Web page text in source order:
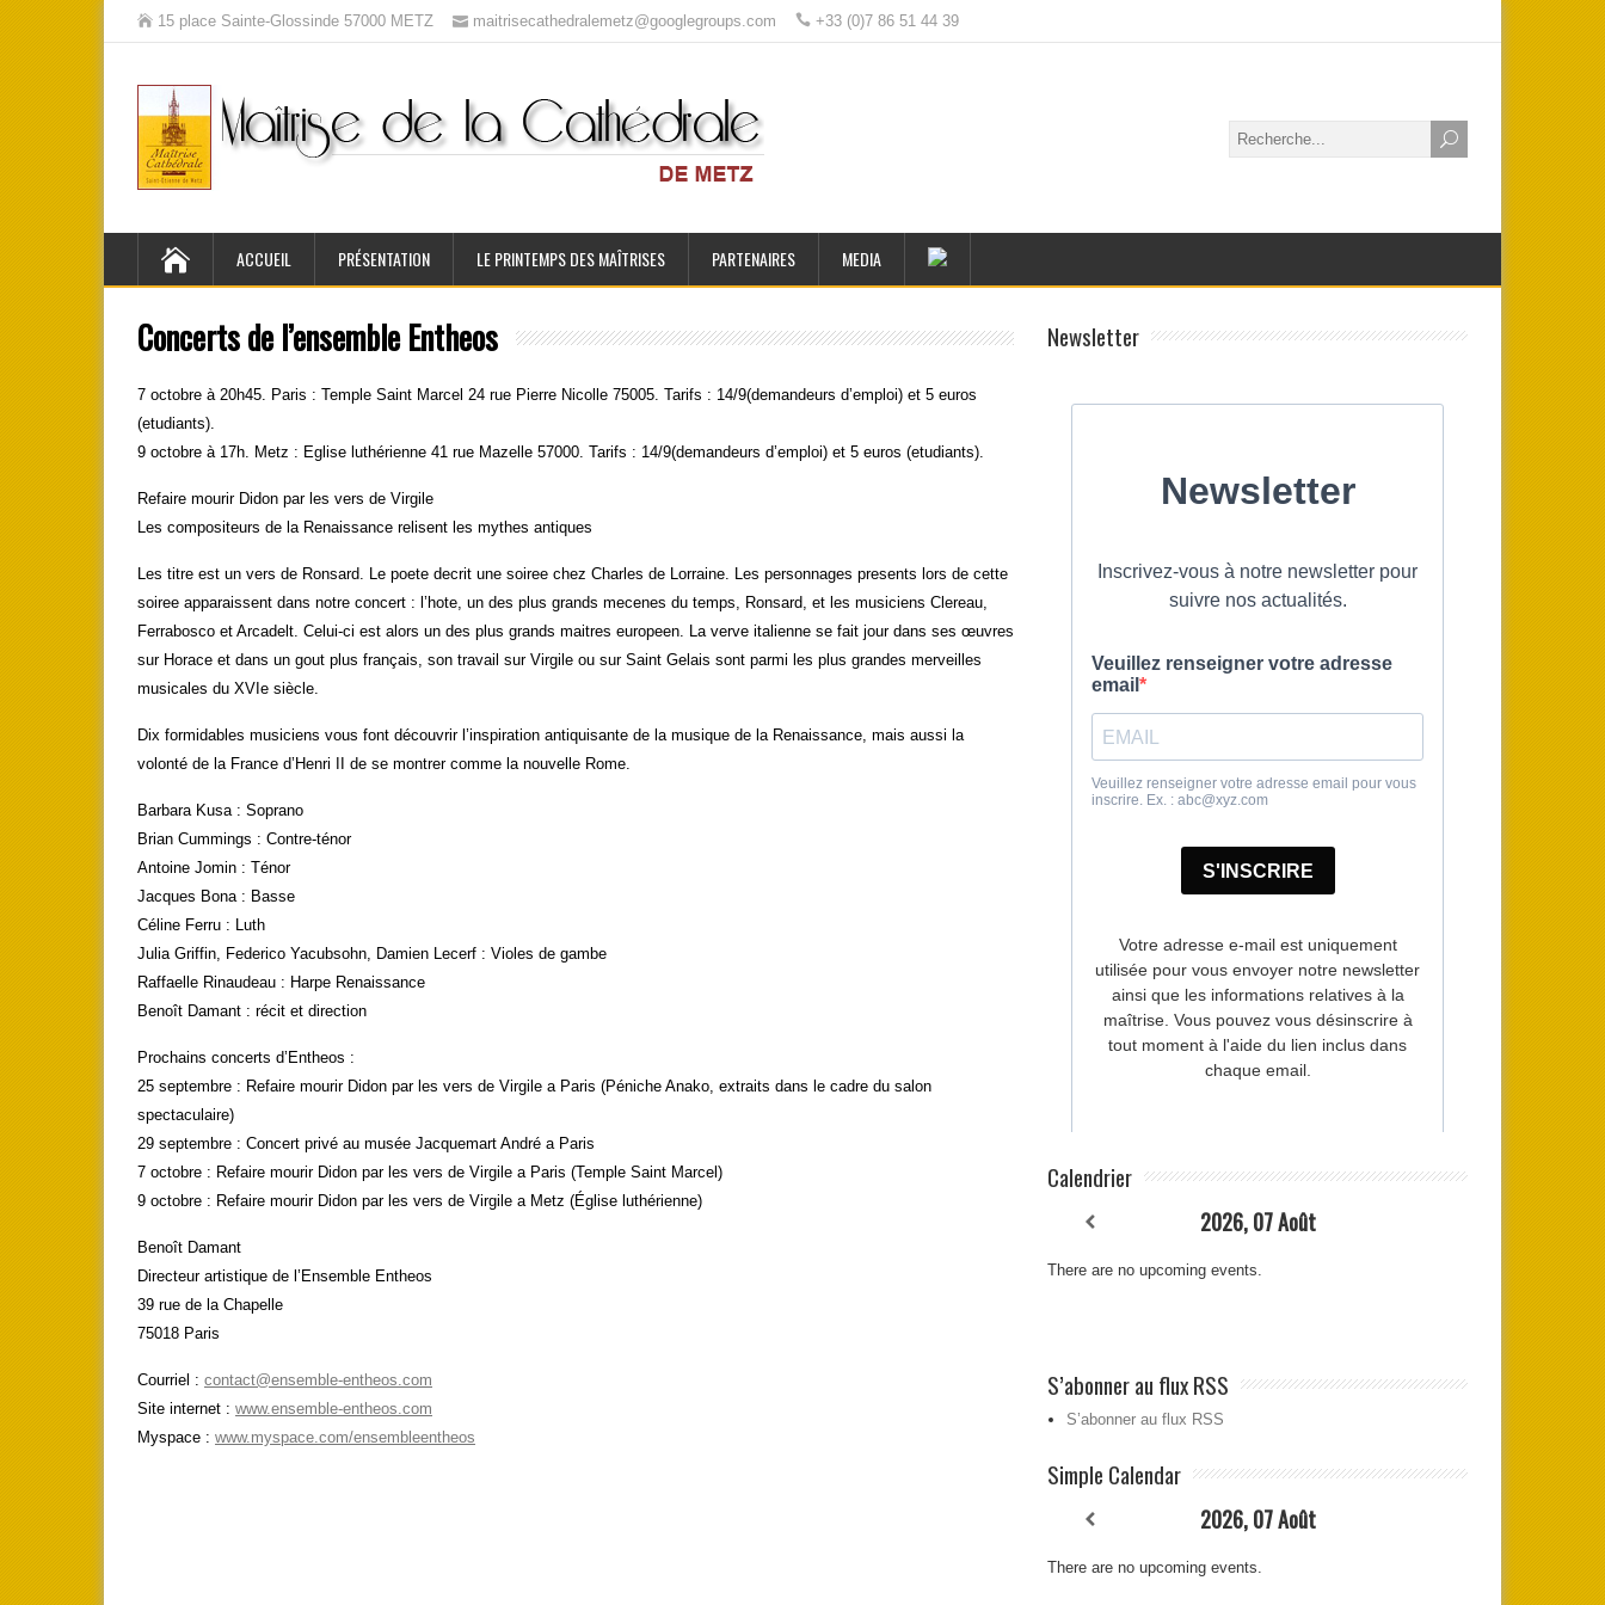
15 place Sainte-Glossinde 57000 METZ maitrisecathedralemetz@googlegroups.com +33 (0)7 86 51 44 39
ACCUEIL PRÉSENTATION LE PRINTEMPS DES MAÎTRISES PARTENAIRES MEDIA
Concerts de l’ensemble Entheos
7 octobre à 20h45. Paris : Temple Saint Marcel 24 rue Pierre Nicolle 75005. Tarifs : 14/9(demandeurs d’emploi) et 5 euros
(etudiants).
9 octobre à 17h. Metz : Eglise luthérienne 41 rue Mazelle 57000. Tarifs : 14/9(demandeurs d’emploi) et 5 euros (etudiants).
Refaire mourir Didon par les vers de Virgile
Les compositeurs de la Renaissance relisent les mythes antiques
Les titre est un vers de Ronsard. Le poete decrit une soiree chez Charles de Lorraine. Les personnages presents lors de cette
soiree apparaissent dans notre concert : l’hote, un des plus grands mecenes du temps, Ronsard, et les musiciens Clereau,
Ferrabosco et Arcadelt. Celui-ci est alors un des plus grands maitres europeen. La verve italienne se fait jour dans ses œuvres
sur Horace et dans un gout plus français, son travail sur Virgile ou sur Saint Gelais sont parmi les plus grandes merveilles
musicales du XVIe siècle.
Dix formidables musiciens vous font découvrir l’inspiration antiquisante de la musique de la Renaissance, mais aussi la
volonté de la France d’Henri II de se montrer comme la nouvelle Rome.
Barbara Kusa : Soprano
Brian Cummings : Contre-ténor
Antoine Jomin : Ténor
Jacques Bona : Basse
Céline Ferru : Luth
Julia Griffin, Federico Yacubsohn, Damien Lecerf : Violes de gambe
Raffaelle Rinaudeau : Harpe Renaissance
Benoît Damant : récit et direction
Prochains concerts d’Entheos :
25 septembre : Refaire mourir Didon par les vers de Virgile a Paris (Péniche Anako, extraits dans le cadre du salon
spectaculaire)
29 septembre : Concert privé au musée Jacquemart André a Paris
7 octobre : Refaire mourir Didon par les vers de Virgile a Paris (Temple Saint Marcel)
9 octobre : Refaire mourir Didon par les vers de Virgile a Metz (Église luthérienne)
Benoît Damant
Directeur artistique de l’Ensemble Entheos
39 rue de la Chapelle
75018 Paris
Courriel : contact@ensemble-entheos.com
Site internet : www.ensemble-entheos.com
Myspace : www.myspace.com/ensembleentheos
Newsletter
Calendrier
2026, 07 Août
There are no upcoming events.
S’abonner au flux RSS
S’abonner au flux RSS
Simple Calendar
2026, 07 Août
There are no upcoming events.